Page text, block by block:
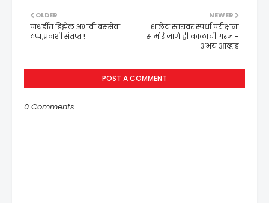
NEWER
शालेय स्तरावर स्पर्धा परीक्षांना
सामोरे जाणे ही काळाची गरज -
अभय आव्हाड
OLDER
पाथर्डीत डिझेल अभावी बससेवा
ठप्प,प्रवाशी संतप्त !
POST A COMMENT
0 Comments